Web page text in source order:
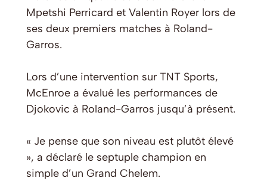
Mpetshi Perricard et Valentin Royer lors de
ses deux premiers matches à Roland-
Garros.
Lors d’une intervention sur TNT Sports,
McEnroe a évalué les performances de
Djokovic à Roland-Garros jusqu’à présent.
« Je pense que son niveau est plutôt élevé
», a déclaré le septuple champion en
simple d’un Grand Chelem.